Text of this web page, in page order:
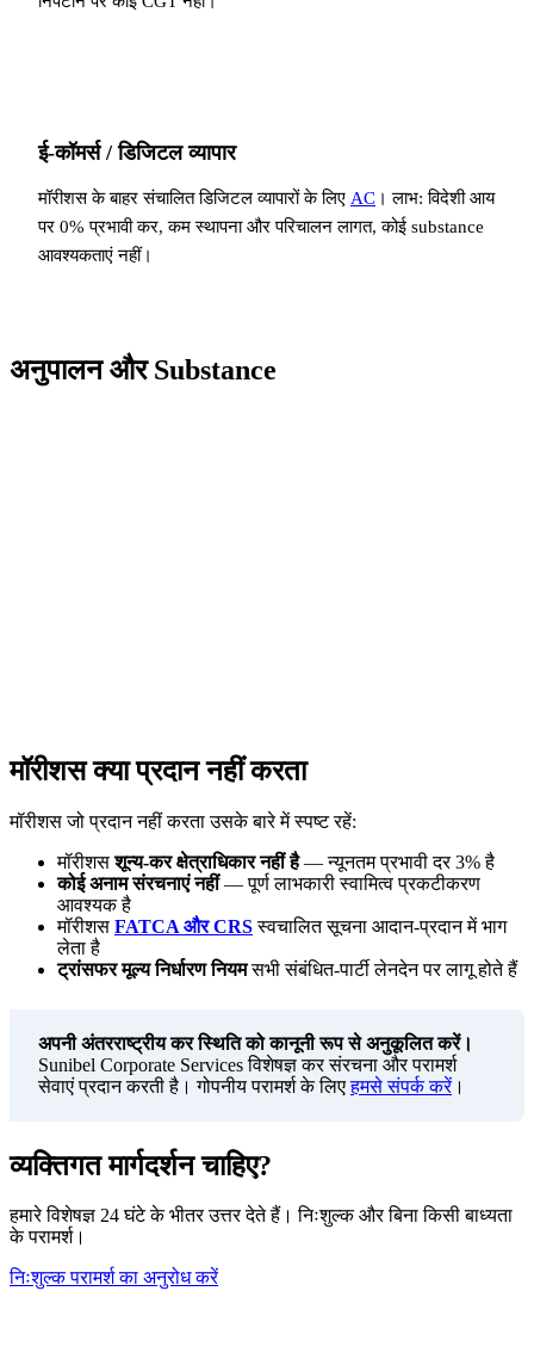
ई-कॉमर्स / डिजिटल व्यापार
मॉरीशस के बाहर संचालित डिजिटल व्यापारों के लिए AC । लाभ: विदेशी आय
पर 0% प्रभावी कर, कम स्थापना और परिचालन लागत, कोई substance
आवश्यकताएं नहीं।
अनुपालन और Substance
मॉरीशस क्या प्रदान नहीं करता
मॉरीशस जो प्रदान नहीं करता उसके बारे में स्पष्ट रहें:
मॉरीशसशून्य-कर क्षेत्राधिकार नहीं है— न्यूनतम प्रभावी दर 3% है
कोई अनाम संरचनाएं नहीं— पूर्ण लाभकारी स्वामित्व प्रकटीकरण
आवश्यक है
मॉरीशस FATCA और CRSस्वचालित सूचना आदान-प्रदान में भाग
लेता है
ट्रांसफर मूल्य निर्धारण नियमसभी संबंधित-पार्टी लेनदेन पर लागू होते हैं
अपनी अंतरराष्ट्रीय कर स्थिति को कानूनी रूप से अनुकूलित करें।
Sunibel Corporate Services विशेषज्ञ कर संरचना और परामर्श
सेवाएं प्रदान करती है। गोपनीय परामर्श के लिएहमसे संपर्क करें।
व्यक्तिगत मार्गदर्शन चाहिए?
हमारे विशेषज्ञ 24 घंटे के भीतर उत्तर देते हैं। निःशुल्क और बिना किसी बाध्यता
के परामर्श।
निःशुल्क परामर्श का अनुरोध करें